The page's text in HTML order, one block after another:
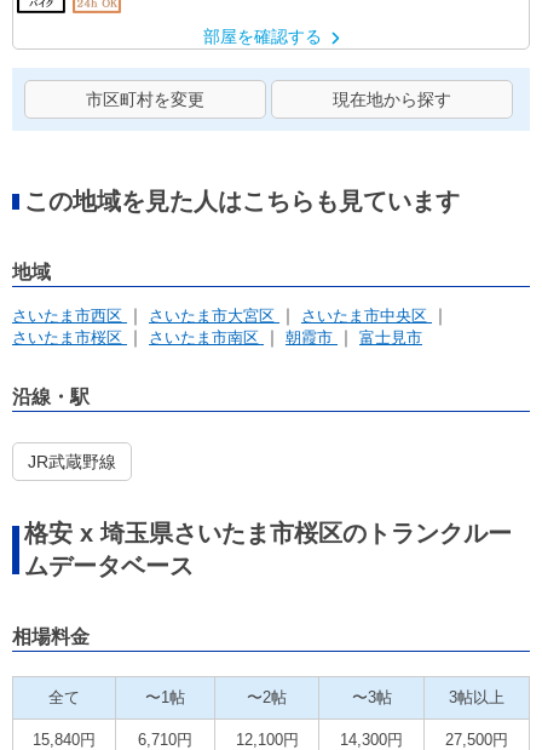
部屋を確認する
市区町村を変更 現在地から探す
この地域を見た人はこちらも見ています
地域
さいたま市西区 さいたま市大宮区
さいたま市中央区
さいたま市桜区
さいたま市南区 朝霞市 富士見市
沿線・駅
JR武蔵野線
格安 x 埼玉県さいたま市桜区のトランクルー
ムデータベース
相場料金
全て 〜1帖 〜2帖 〜3帖 3帖以上
15,840円 6,710円 12,100円 14,300円 27,500円